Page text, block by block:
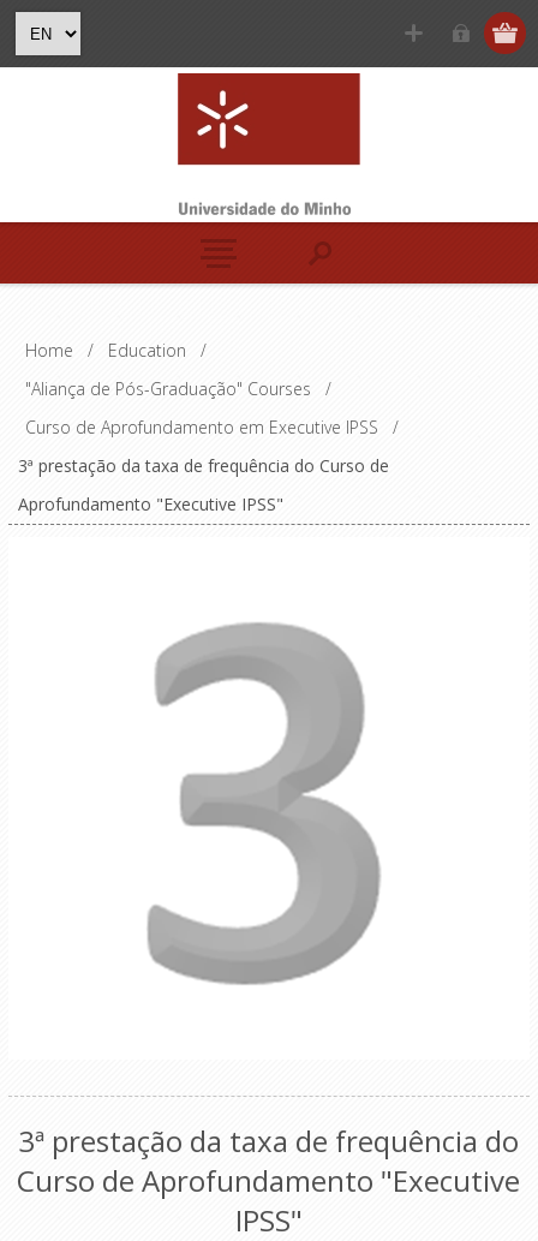
Home / Education
/
"Aliança de Pós-Graduação" Courses
/
Curso de Aprofundamento em Executive IPSS
/
3ª prestação da taxa de frequência do Curso de
Aprofundamento "Executive IPSS"
3ª prestação da taxa de frequência do
Curso de Aprofundamento "Executive
IPSS"